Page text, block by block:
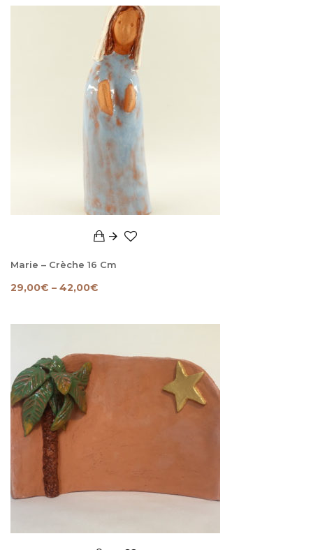
Marie – Crèche 16 Cm
29,00€ – 42,00€